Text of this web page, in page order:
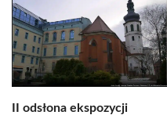
II odsłona ekspozycji